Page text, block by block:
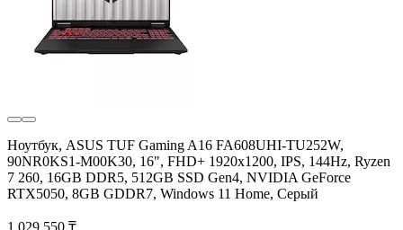
Ноутбук, ASUS TUF Gaming A16 FA608UHI-TU252W,
90NR0KS1-M00K30, 16", FHD+ 1920x1200, IPS, 144Hz, Ryzen
7 260, 16GB DDR5, 512GB SSD Gen4, NVIDIA GeForce
RTX5050, 8GB GDDR7, Windows 11 Home, Серый
1 029 550 ₸